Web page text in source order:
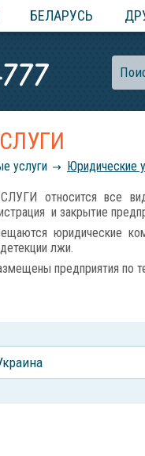
БЕЛАРУСЬ
услуги Юридические
относится все
и закрытие
юридические
лжи.
предприятия по